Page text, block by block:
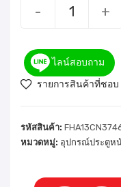
- +
ไลน์สอบถาม
รายการสินค้าที่ชอบ
รหัสสินค้า:
หมวดหมู่: อุปกรณ์ประตูห